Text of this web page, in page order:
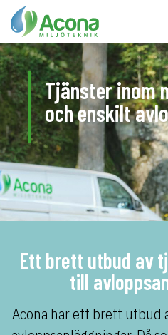
Tjänster inom
och enskilt
Ett brett utbud av
till
Acona har ett brett utbud